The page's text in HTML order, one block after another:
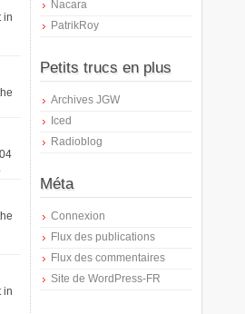
in
in
Nacara
PatrikRoy
Petits trucs en plus
Archives JGW
Iced
Radioblog
Méta
Connexion
Flux des publications
Flux des commentaires
Site de WordPress-FR